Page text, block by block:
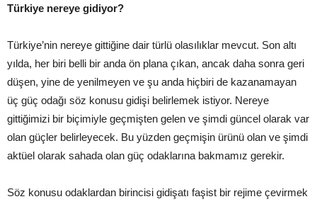
Türkiye nereye gidiyor?
Türkiye’nin nereye gittiğine dair türlü olasılıklar mevcut. Son altı
yılda, her biri belli bir anda ön plana çıkan, ancak daha sonra geri
düşen, yine de yenilmeyen ve şu anda hiçbiri de kazanamayan
üç güç odağı söz konusu gidişi belirlemek istiyor. Nereye
gittiğimizi bir biçimiyle geçmişten gelen ve şimdi güncel olarak var
olan güçler belirleyecek. Bu yüzden geçmişin ürünü olan ve şimdi
aktüel olarak sahada olan güç odaklarına bakmamız gerekir.
Söz konusu odaklardan birincisi gidişatı faşist bir rejime çevirmek